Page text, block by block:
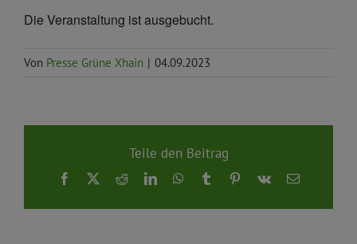
Die Veranstaltung ist ausgebucht.
Von Presse Grüne Xhain | 04.09.2023
Teile den Beitrag
Facebook
X RedditLinkedInWhatsApp
TumblrPinterest
Vk
E-